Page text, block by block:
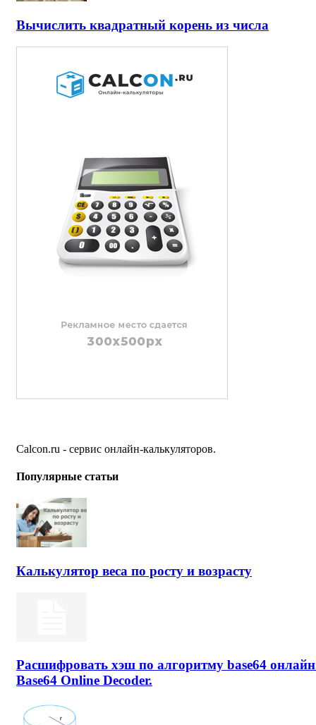
Вычислить квадратный корень из числа
Calcon.ru - сервис онлайн-калькуляторов.
Популярные статьи
Калькулятор веса по росту и возрасту
Расшифровать хэш по алгоритму base64
Base64 Online Decoder.